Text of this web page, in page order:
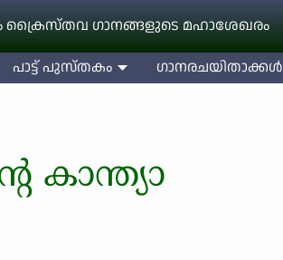
ക്രൈസ്തവ ഗാനങ്ങളുടെ മഹാശേഖരം
പാട്ട് പുസ്തകം ഗാനരചയിതാക്കള്‍
കാന്ത്യാ